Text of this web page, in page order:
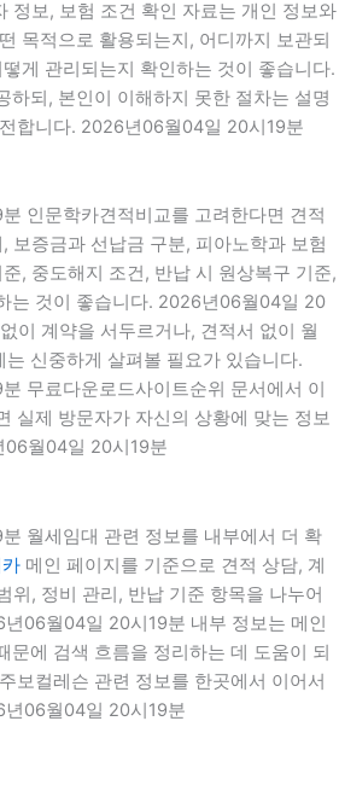
정보, 보험 조건 확인 자료는 개인 정보와
목적으로 활용되는지, 어디까지 보관되
게 관리되는지 확인하는 것이 좋습니다.
하되, 본인이 이해하지 못한 절차는 설명
합니다. 2026년06월04일 20시19분
인문학카견적비교를 고려한다면 견적
보증금과 선납금 구분, 피아노학과 보험
, 중도해지 조건, 반납 시 원상복구 기준,
는 것이 좋습니다. 2026년06월04일 20
이 계약을 서두르거나, 견적서 없이 월
신중하게 살펴볼 필요가 있습니다.
무료다운로드사이트순위 문서에서 이
실제 방문자가 자신의 상황에 맞는 정보
월04일 20시19분
월세임대 관련 정보를 내부에서 더 확
메인 페이지를 기준으로 견적 상담, 계
위, 정비 관리, 반납 기준 항목을 나누어
06월04일 20시19분 내부 정보는 메인
문에 검색 흐름을 정리하는 데 도움이 되
보컬레슨 관련 정보를 한곳에서 이어서
06월04일 20시19분